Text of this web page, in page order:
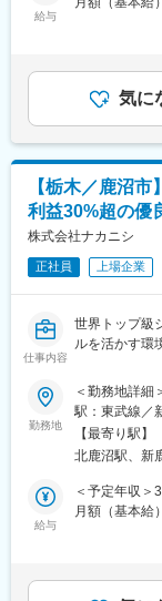
ものまでさま
出張先の例
まれに土日
替休日を取得
■ポジション
本ポジション
う、工場内作
出張頻度は
た働き方が可
一方で、扱う
変更の範囲：
【当社の強み
・自社運営
■教育体制：
※業界未経験
東京にて透析
その後静岡事
作業の練習
※住居につき
意します。
■就業環境：
・シフト勤務
・クリニック
ります。
・夜間の問
ルセンターに
合は、輪番で
対応は現状年
給与
金はあくま
があります
気に
【栃木／鹿沼
利益30%超の優
株式会社ナカニシ
正社員 上場企業
仕事内容
世界トップ級
ルを活かす環
■業務内容：
・加工設備の
・自動化設
・生産現場の
・設備の電
・インフラの
■企業情報：
勤務地
＜勤務地詳細
駅：東武線／
会社の定める
【最寄り駅】
北鹿沼駅、新
給与
＜予定年収＞
月額（基本給
賃金はあく